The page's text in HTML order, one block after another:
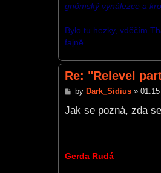
gnómský vynálezce a
Bylo tu hezky, vděčím
fajně...
Re: "Relevel
P
s
by Dark_Sidius»
Jak se pozná, zda
Gerda Rudá